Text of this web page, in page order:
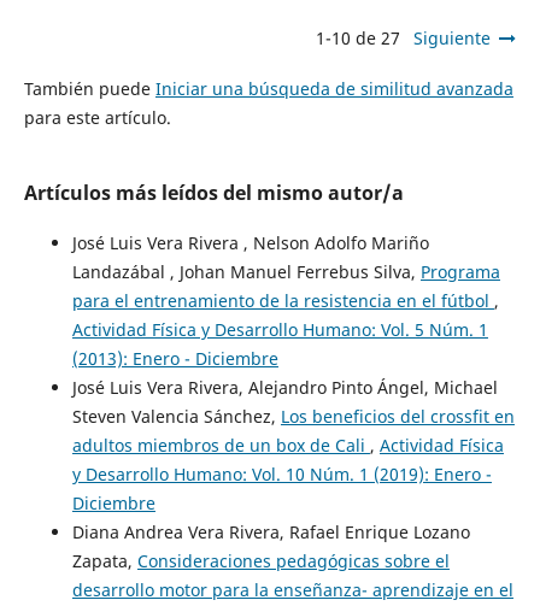
1-10 de 27 Siguiente
También puede Iniciar una búsqueda de similitud avanzada
para este artículo.
Artículos más leídos del mismo autor/a
José Luis Vera Rivera , Nelson Adolfo Mariño
Landazábal , Johan Manuel Ferrebus Silva, Programa
para el entrenamiento de la resistencia en el fútbol ,
Actividad Física y Desarrollo Humano: Vol. 5 Núm. 1
(2013): Enero - Diciembre
José Luis Vera Rivera, Alejandro Pinto Ángel, Michael
Steven Valencia Sánchez, Los beneficios del crossfit en
adultos miembros de un box de Cali , Actividad Física
y Desarrollo Humano: Vol. 10 Núm. 1 (2019): Enero -
Diciembre
Diana Andrea Vera Rivera, Rafael Enrique Lozano
Zapata, Consideraciones pedagógicas sobre el
desarrollo motor para la enseñanza- aprendizaje en el